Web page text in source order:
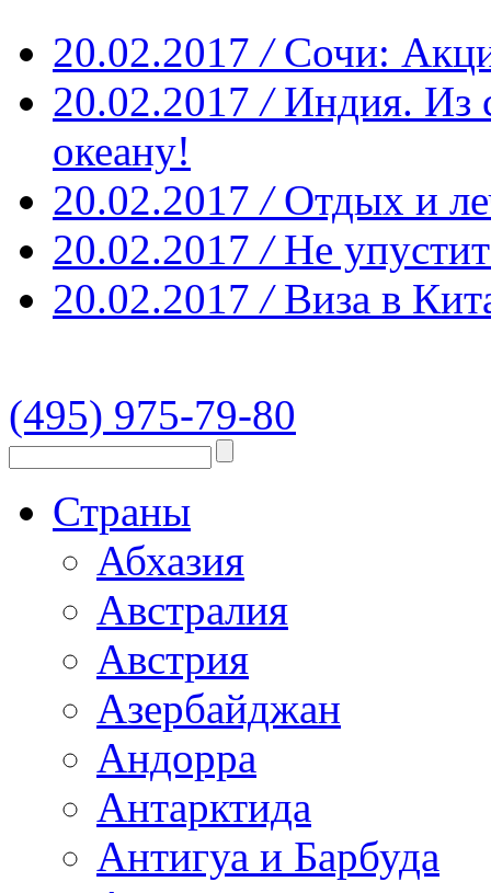
20.02.2017 / Сочи:
20.02.2017 / Индия. Из
океану!
20.02.2017 / Отдых и
20.02.2017 / Не
20.02.2017 / Виза в
(495) 975-79-80
Страны
Абхазия
Австралия
Австрия
Азербайджан
Андорра
Антарктида
Антигуа и Барбуда